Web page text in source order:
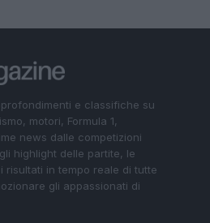
e classifiche su
motori, Formula 1,
news dalle competizioni
highlight delle partite, le
risultati in tempo reale di tutte
gli appassionati di